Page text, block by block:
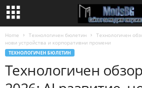
Home Технологичен бюлетин
Технологичен
нови устройства и корпоративни промени
ТЕХНОЛОГИЧЕН БЮЛЕТИН
Технологичен